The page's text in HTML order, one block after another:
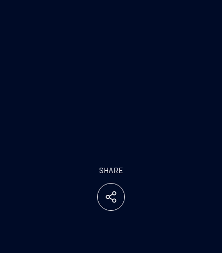
SHARE